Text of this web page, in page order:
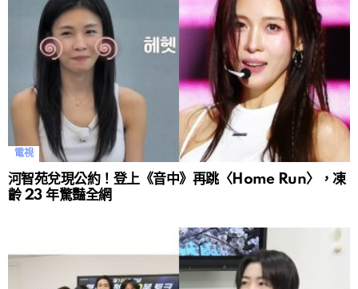
電視
河智苑兌現公約！登上《音中》再跳〈Home Run〉，凍
齡 23 年驚豔全網